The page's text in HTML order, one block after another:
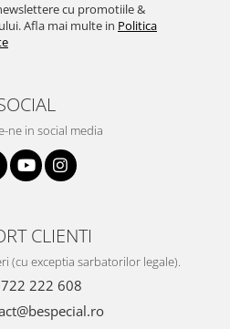
cu promotiile &
Afla mai multe in Politica
ne in social media
CLIENTI
(cu exceptia sarbatorilor legale).
222 608